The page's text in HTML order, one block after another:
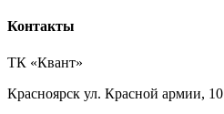
Контакты
ТК «Квант»
Красноярск ул. Красной армии, 10